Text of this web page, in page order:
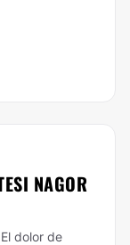
NAGOR
dolor de